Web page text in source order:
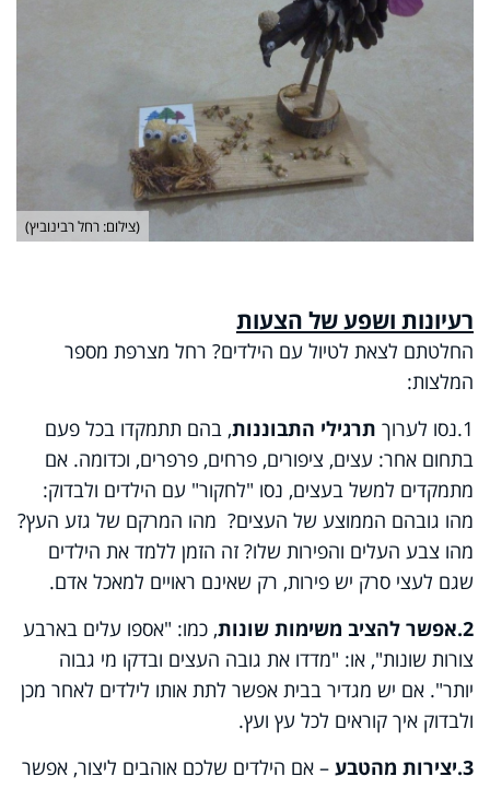
(צילום: רחל רבינוביץ)
רעיונות ושפע של הצעות
החלטתם לצאת לטיול עם הילדים? רחל מצרפת מספר
המלצות:
1.נסו לערוך
תרגילי התבוננות, בהם תתמקדו בכל פעם
בתחום אחר: עצים, ציפורים, פרחים, פרפרים, וכדומה. אם
מתמקדים למשל בעצים, נסו "לחקור" עם הילדים ולבדוק:
מהו גובהם הממוצע של העצים? מהו המרקם של גזע העץ?
מהו צבע העלים והפירות שלו? זה הזמן ללמד את הילדים
שגם לעצי סרק יש פירות, רק שאינם ראויים למאכל אדם.
2.אפשר להציב משימות שונות
, כמו: "אספו עלים בארבע
צורות שונות", או: "מדדו את גובה העצים ובדקו מי גבוה
יותר". אם יש מגדיר בבית אפשר לתת אותו לילדים לאחר מכן
ולבדוק איך קוראים לכל עץ ועץ.
3.יצירות מהטבע
– אם הילדים שלכם אוהבים ליצור, אפשר